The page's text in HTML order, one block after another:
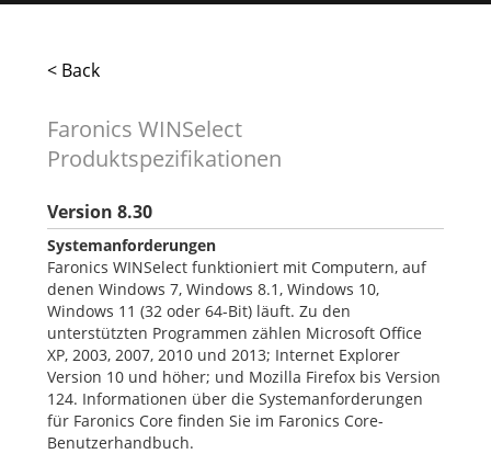
< Back
Faronics WINSelect
Produktspezifikationen
Version 8.30
Systemanforderungen
Faronics WINSelect funktioniert mit Computern, auf
denen Windows 7, Windows 8.1, Windows 10,
Windows 11 (32 oder 64-Bit) läuft. Zu den
unterstützten Programmen zählen Microsoft Office
XP, 2003, 2007, 2010 und 2013; Internet Explorer
Version 10 und höher; und Mozilla Firefox bis Version
124. Informationen über die Systemanforderungen
für Faronics Core finden Sie im Faronics Core-
Benutzerhandbuch.